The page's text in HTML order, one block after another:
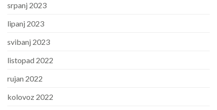
srpanj 2023
lipanj 2023
svibanj 2023
listopad 2022
rujan 2022
kolovoz 2022